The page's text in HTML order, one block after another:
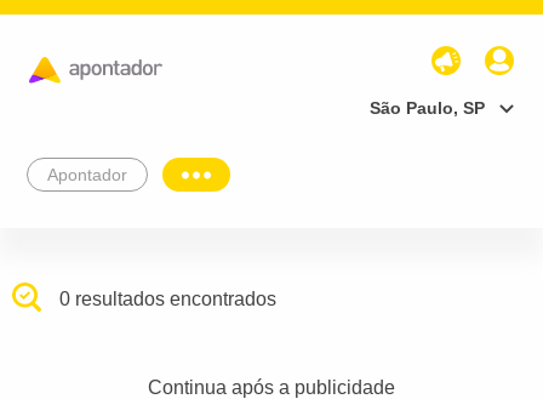
São Paulo, SP
Apontador
0 resultados encontrados
Continua após a publicidade